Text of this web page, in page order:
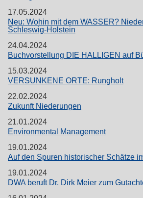
17.05.2024
Neu: Wohin mit dem WASSER?
Schleswig-Holstein
24.04.2024
Buchvorstellung DIE HALLIGEN auf
15.03.2024
VERSUNKENE ORTE: Rungholt
22.02.2024
Zukunft Niederungen
21.01.2024
Environmental Management
19.01.2024
Auf den Spuren historischer Schätze
19.01.2024
DWA beruft Dr. Dirk Meier zum